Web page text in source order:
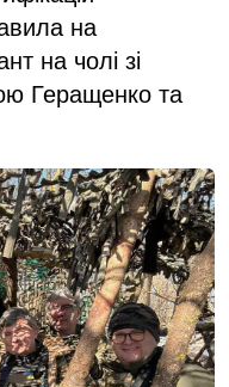
на
на чолі зі
Геращенко та